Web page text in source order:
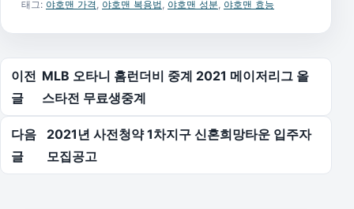
태그: 야호맨 가격 야호맨 복용법 야호맨 성분 야호맨 효능
글 탐색
이전
글
MLB 오타니 홈런더비 중계 2021 메이저리그 올
스타전 무료생중계
다음
글
2021년 사전청약 1차지구 신혼희망타운 입주자
모집공고